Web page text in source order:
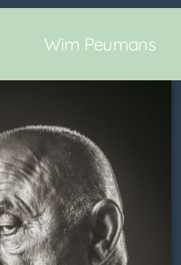
Wim Peumans